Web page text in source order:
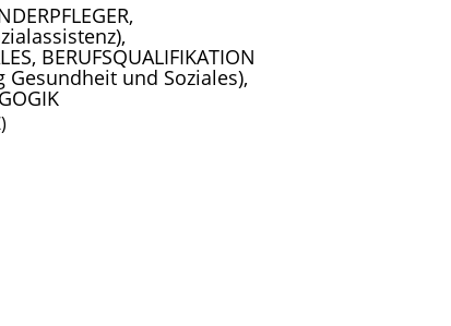
BERUFSQUALIFIKATION
und Soziales),